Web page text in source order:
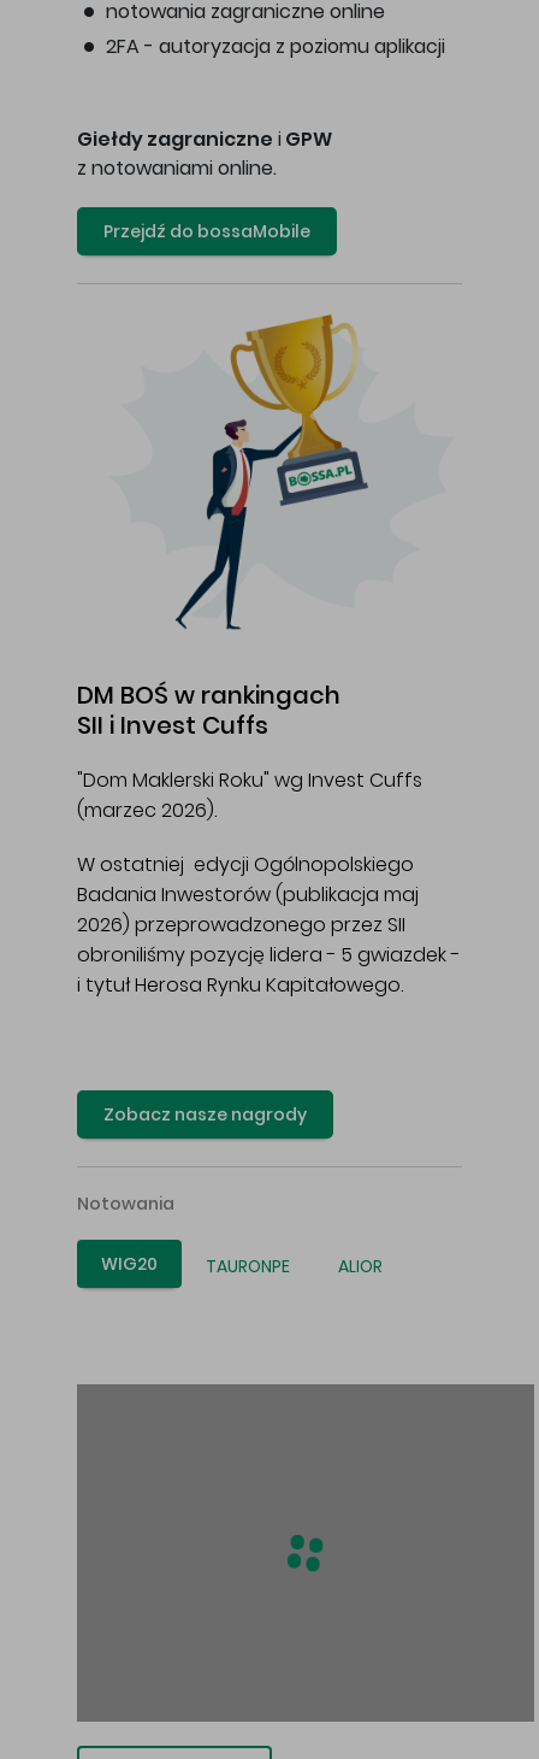
notowania zagraniczne online
2FA - autoryzacja z poziomu aplikacji
Giełdy zagraniczne i GPW
z notowaniami online.
Przejdź do bossaMobile
DM BOŚ w rankingach
SII i Invest Cuffs
"Dom Maklerski Roku" wg Invest Cuffs
(marzec 2026).
W ostatniej edycji Ogólnopolskiego
Badania Inwestorów (publikacja maj
2026) przeprowadzonego przez SII
obroniliśmy pozycję lidera - 5 gwiazdek -
i tytuł Herosa Rynku Kapitałowego.
Zobacz nasze nagrody
Notowania
WIG20 TAURONPE ALIOR